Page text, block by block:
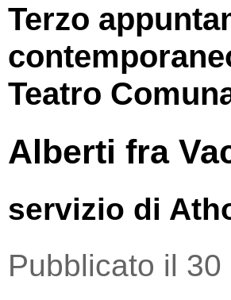
Terzo
Teatro
Alberti fra
servizio di
Pubblicato il